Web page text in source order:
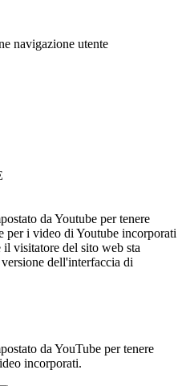
navigazione utente
da Youtube per tenere
per i video di Youtube incorporati
il visitatore del sito web sta
dell'interfaccia di
da YouTube per tenere
incorporati.